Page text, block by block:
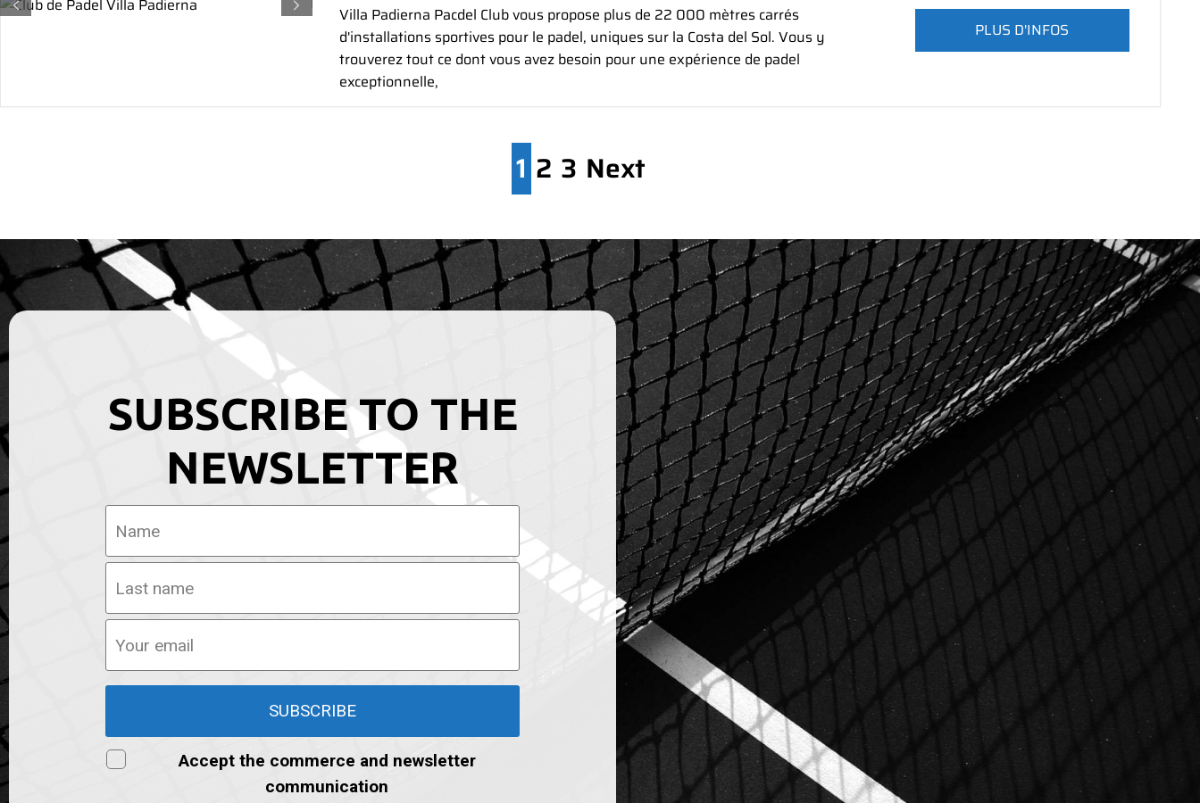
Villa Padierna Pacdel Club vous propose plus de 22 000 mètres carrés
d'installations sportives pour le padel, uniques sur la Costa del Sol. Vous y
trouverez tout ce dont vous avez besoin pour une expérience de padel
exceptionnelle,
PLUS D'INFOS
1 2 3 Next